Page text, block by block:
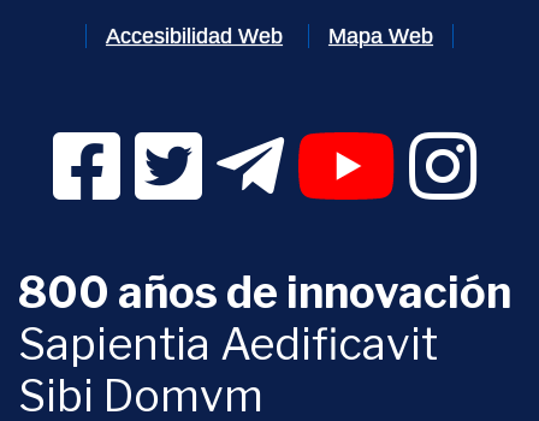
Accesibilidad Web Mapa Web
Facebook Digital UVa (se abrirá en una nueva
Twitter Digital UVa (se abrirá en una
Telegram Digital UVa (se
YouTube Digital
800 años de innovación
Sapientia Aedificavit
Sibi Domvm